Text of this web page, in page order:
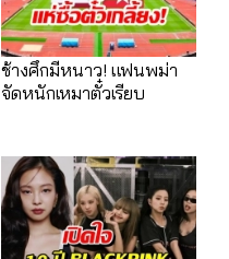
ช้างศึกมีหนาว! แฟนพม่า
จัดหนักเหมาตั๋วเรียบ